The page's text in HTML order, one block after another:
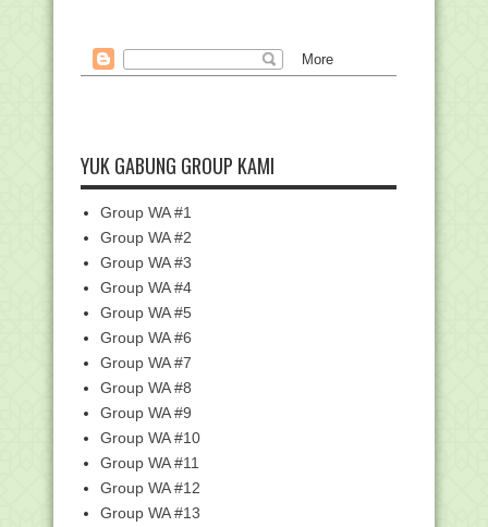
Unduh PMA Nomor 30 Tahun 2020
Tentang Pendirian da...
Alamat VervalPD Kemenag Terbaru
serta Alternatif L...
Uang ASN, Menag: B...
Silaturahim ke Rabithah Alawiyah,
Menag: Alhamduli...
Makin Lama Tak Bersekolah Moral Anak
Bisa Makin Me...
Sowan Kyai Ubab Maimoen dan Gus
Baha, Menag Diskus...
Ciri-ciri Anak yang Memiliki EQ Tinggi
Pedang Salahuddin Al-Ayyubi , Pedang
Legendaris Te...
Kemenag Harap Kemenko PMK Gelar
Rakor Bahas Kuota ...
Kartu Pencairan BSU Guru PAI Bukan
YUK GABUNG GROUP KAMI
Group WA #1
Group WA #2
Group WA #3
Group WA #4
Group WA #5
Group WA #6
Group WA #7
Group WA #8
Group WA #9
Group WA #10
Group WA #11
Group WA #12
Group WA #13